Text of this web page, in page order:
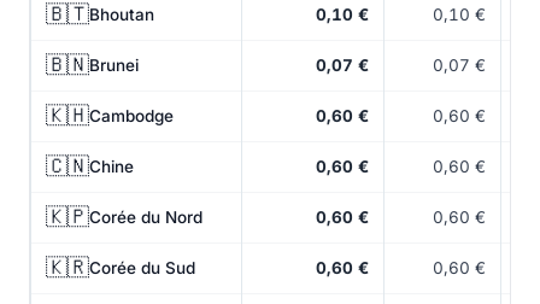
🇧🇹Bhoutan 0,10 € 0,10 €
🇧🇳Brunei 0,07 € 0,07 €
🇰🇭Cambodge 0,60 € 0,60 €
🇨🇳Chine 0,60 € 0,60 €
🇰🇵Corée du Nord 0,60 € 0,60 €
🇰🇷Corée du Sud 0,60 € 0,60 €